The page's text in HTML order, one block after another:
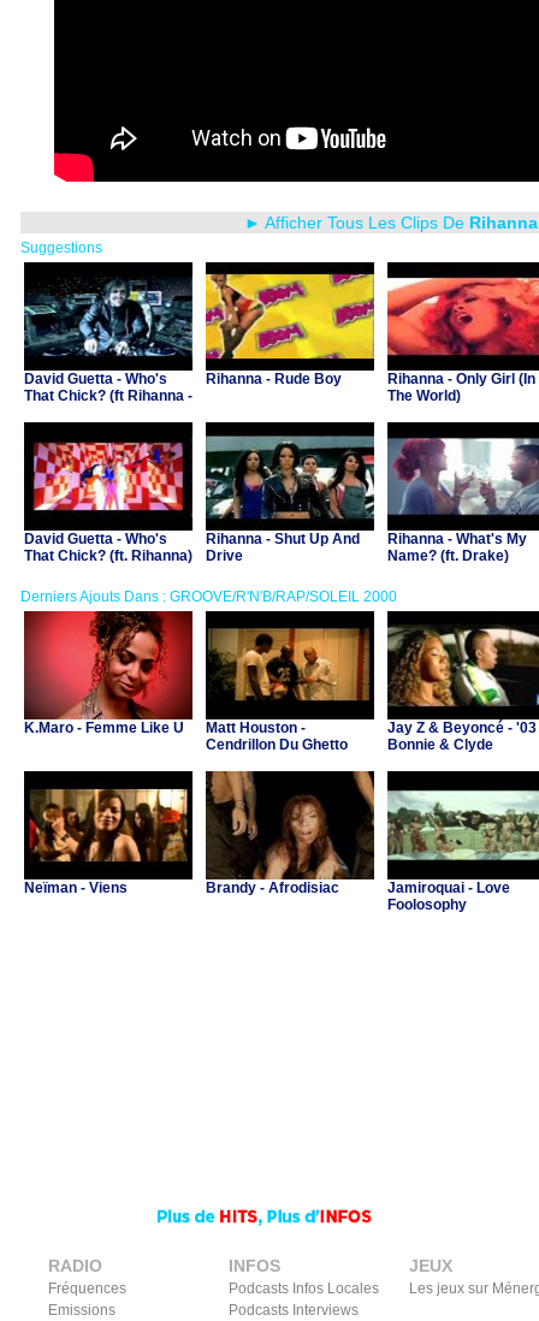
► Afficher Tous Les Clips De Rihanna
Suggestions
David Guetta - Who's
That Chick? (ft Rihanna -
Rihanna - Rude Boy
Rihanna - Only Girl (In
The World)
David Guetta - Who's
That Chick? (ft. Rihanna)
Rihanna - Shut Up And
Drive
Rihanna - What's My
Name? (ft. Drake)
Derniers Ajouts Dans : GROOVE/R'N'B/RAP/SOLEIL 2000
K.Maro - Femme Like U
Matt Houston -
Cendrillon Du Ghetto
Jay Z & Beyoncé - '03
Bonnie & Clyde
Neïman - Viens Brandy - Afrodisiac
Jamiroquai - Love
Foolosophy
RADIO
Fréquences
Emissions
INFOS
Podcasts Infos Locales
Podcasts Interviews
JEUX
Les jeux sur